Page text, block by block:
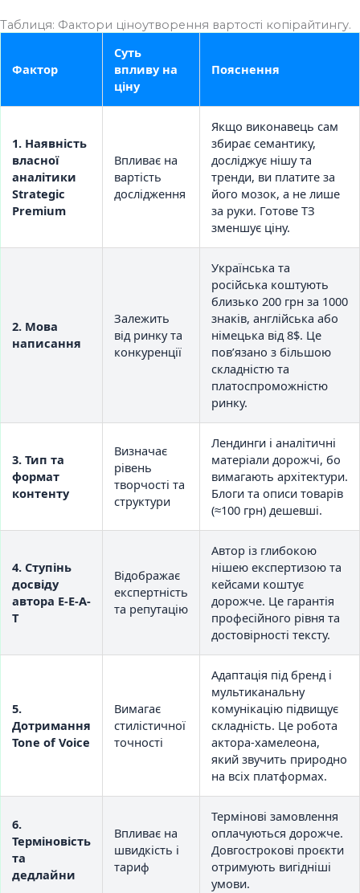
Таблиця: Фактори ціноутворення вартості копірайтингу.
Фактор
Суть
впливу на
ціну
Пояснення
1. Наявність
власної
аналітики
Strategic
Premium
Впливає на
вартість
дослідження
Якщо виконавець сам
збирає семантику,
досліджує нішу та
тренди, ви платите за
його мозок, а не лише
за руки. Готове ТЗ
зменшує ціну.
2. Мова
написання
Залежить
від ринку та
конкуренції
Українська та
російська коштують
близько 200 грн за 1000
знаків, англійська або
німецька від 8$. Це
пов’язано з більшою
складністю та
платоспроможністю
ринку.
3. Тип та
формат
контенту
Визначає
рівень
творчості та
структури
Лендинги і аналітичні
матеріали дорожчі, бо
вимагають архітектури.
Блоги та описи товарів
(≈100 грн) дешевші.
4. Ступінь
досвіду
автора E-E-A-
T
Відображає
експертність
та репутацію
Автор із глибокою
нішею експертизою та
кейсами коштує
дорожче. Це гарантія
професійного рівня та
достовірності тексту.
5.
Дотримання
Tone of Voice
Вимагає
стилістичної
точності
Адаптація під бренд і
мультиканальну
комунікацію підвищує
складність. Це робота
актора-хамелеона,
який звучить природно
на всіх платформах.
6.
Терміновість
та
дедлайни
Впливає на
швидкість і
тариф
Термінові замовлення
оплачуються дорожче.
Довгострокові проєкти
отримують вигідніші
умови.